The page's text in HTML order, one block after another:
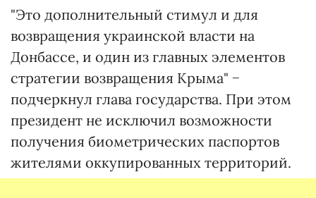
"Это дополнительный стимул и для
возвращения украинской власти на
Донбассе, и один из главных элементов
стратегии возвращения Крыма" −
подчеркнул глава государства. При этом
президент не исключил возможности
получения биометрических паспортов
жителями оккупированных территорий.